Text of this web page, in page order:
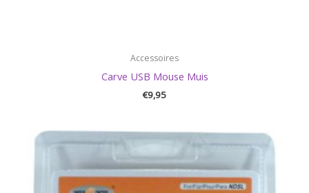
Accessoires
Carve USB Mouse Muis
€9,95